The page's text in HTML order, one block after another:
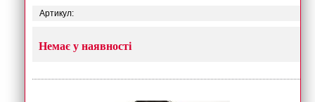
Артикул:
Немає у наявності